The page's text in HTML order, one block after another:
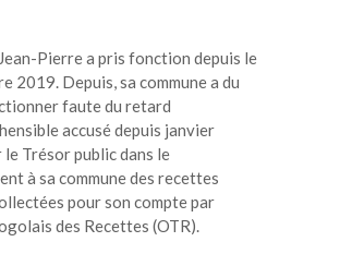
Pierre a pris fonction depuis le
2019. Depuis, sa commune a du
faute du retard
accusé depuis janvier
le Trésor public dans le
à sa commune des recettes
pour son compte par
des Recettes (OTR).